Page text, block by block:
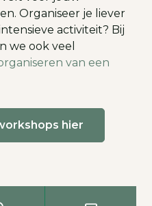
Organiseer je liever
activiteit? Bij
we ook veel
van een
hier